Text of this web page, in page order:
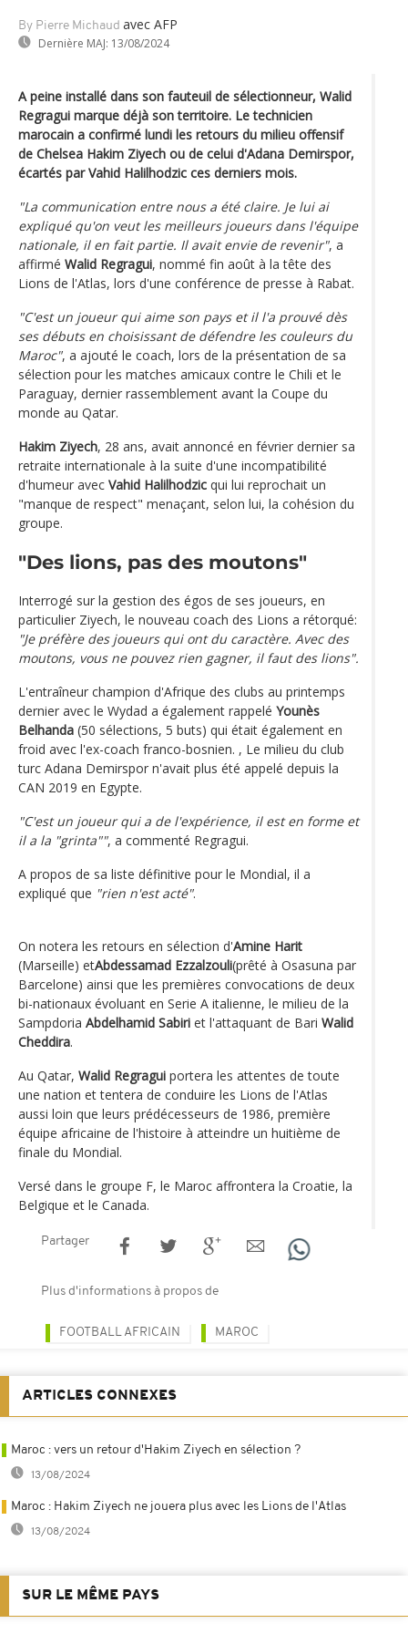
By Pierre Michaud avec AFP
Dernière MAJ: 13/08/2024
A peine installé dans son fauteuil de sélectionneur, Walid
Regragui marque déjà son territoire. Le technicien
marocain a confirmé lundi les retours du milieu offensif
de Chelsea Hakim Ziyech ou de celui d'Adana Demirspor,
écartés par Vahid Halilhodzic ces derniers mois.
"La communication entre nous a été claire. Je lui ai
expliqué qu'on veut les meilleurs joueurs dans l'équipe
nationale, il en fait partie. Il avait envie de revenir", a
affirmé Walid Regragui, nommé fin août à la tête des
Lions de l'Atlas, lors d'une conférence de presse à Rabat.
"C'est un joueur qui aime son pays et il l'a prouvé dès
ses débuts en choisissant de défendre les couleurs du
Maroc", a ajouté le coach, lors de la présentation de sa
sélection pour les matches amicaux contre le Chili et le
Paraguay, dernier rassemblement avant la Coupe du
monde au Qatar.
Hakim Ziyech, 28 ans, avait annoncé en février dernier sa
retraite internationale à la suite d'une incompatibilité
d'humeur avec Vahid Halilhodzic qui lui reprochait un
"manque de respect" menaçant, selon lui, la cohésion du
groupe.
"Des lions, pas des moutons"
Interrogé sur la gestion des égos de ses joueurs, en
particulier Ziyech, le nouveau coach des Lions a rétorqué:
"Je préfère des joueurs qui ont du caractère. Avec des
moutons, vous ne pouvez rien gagner, il faut des lions".
L'entraîneur champion d'Afrique des clubs au printemps
dernier avec le Wydad a également rappelé Younès
Belhanda (50 sélections, 5 buts) qui était également en
froid avec l'ex-coach franco-bosnien. , Le milieu du club
turc Adana Demirspor n'avait plus été appelé depuis la
CAN 2019 en Egypte.
"C'est un joueur qui a de l'expérience, il est en forme et
il a la "grinta"", a commenté Regragui.
A propos de sa liste définitive pour le Mondial, il a
expliqué que "rien n'est acté".
On notera les retours en sélection d'Amine Harit
(Marseille) etAbdessamad Ezzalzouli(prêté à Osasuna par
Barcelone) ainsi que les premières convocations de deux
bi-nationaux évoluant en Serie A italienne, le milieu de la
Sampdoria Abdelhamid Sabiri et l'attaquant de Bari Walid
Cheddira.
Au Qatar, Walid Regragui portera les attentes de toute
une nation et tentera de conduire les Lions de l'Atlas
aussi loin que leurs prédécesseurs de 1986, première
équipe africaine de l'histoire à atteindre un huitième de
finale du Mondial.
Versé dans le groupe F, le Maroc affrontera la Croatie, la
Belgique et le Canada.
Partager
Plus d'informations à propos de
FOOTBALL AFRICAIN MAROC
ARTICLES CONNEXES
Maroc : vers un retour d'Hakim Ziyech en sélection ?
13/08/2024
Maroc : Hakim Ziyech ne jouera plus avec les Lions de l'Atlas
13/08/2024
SUR LE MÊME PAYS